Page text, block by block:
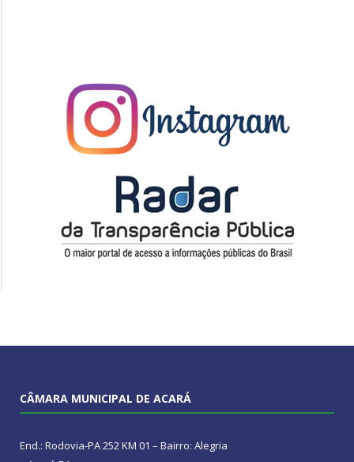
CÂMARA MUNICIPAL DE ACARÁ
End.: Rodovia-PA 252 KM 01 – Bairro: Alegria